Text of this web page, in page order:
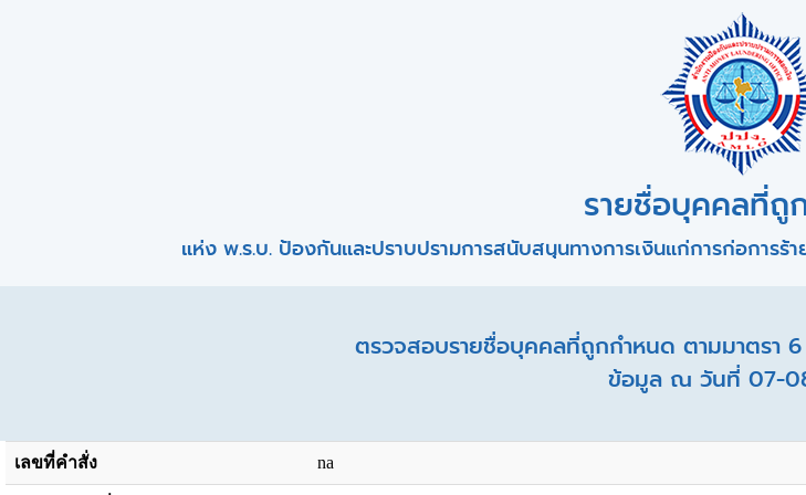
รายชื่อบุคคลที่ถู
แห่ง พ.ร.บ. ป้องกันและปราบปรามการสนับสนุนทางการเงินแก่การก่อการ
ตรวจสอบรายชื่อบุคคลที่ถูกกำหนด ตามมาตรา
ข้อมูล ณ วันที่ 07-
เลขที่คำสั่ง na